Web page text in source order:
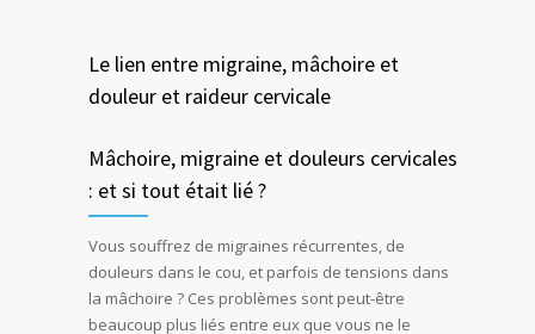
Le lien entre migraine, mâchoire et
douleur et raideur cervicale
Mâchoire, migraine et douleurs cervicales
: et si tout était lié ?
Vous souffrez de migraines récurrentes, de
douleurs dans le cou, et parfois de tensions dans
la mâchoire ? Ces problèmes sont peut-être
beaucoup plus liés entre eux que vous ne le